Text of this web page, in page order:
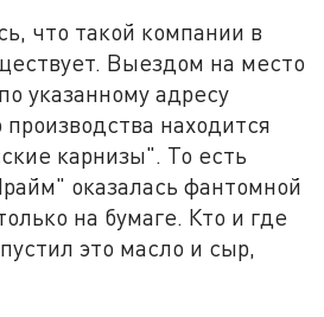
что такой компании в
Выездом на место
указанному адресу
находится
карнизы". То есть
оказалась фантомной
на бумаге. Кто и где
это масло и сыр,